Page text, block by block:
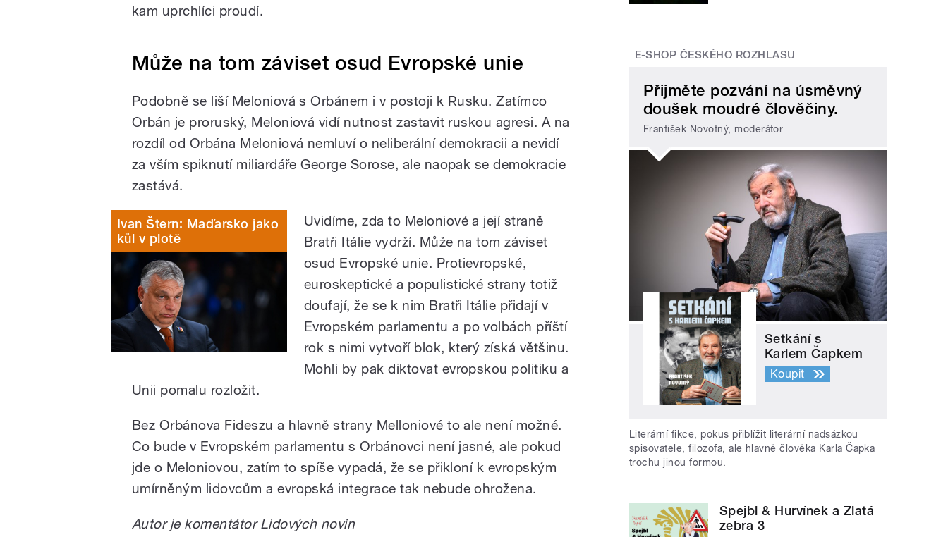
kam uprchlíci proudí.
Může na tom záviset osud Evropské unie
Podobně se liší Meloniová s Orbánem i v postoji k Rusku. Zatímco
Orbán je proruský, Meloniová vidí nutnost zastavit ruskou agresi. A na
rozdíl od Orbána Meloniová nemluví o neliberální demokracii a nevidí
za vším spiknutí miliardáře George Sorose, ale naopak se demokracie
zastává.
Ivan Štern: Maďarsko jako
kůl v plotě
Uvidíme, zda to Meloniové a její straně
Bratři Itálie vydrží. Může na tom záviset
osud Evropské unie. Protievropské,
euroskeptické a populistické strany totiž
doufají, že se k nim Bratři Itálie přidají v
Evropském parlamentu a po volbách příští
rok s nimi vytvoří blok, který získá většinu.
Mohli by pak diktovat evropskou politiku a
Unii pomalu rozložit.
Bez Orbánova Fideszu a hlavně strany Melloniové to ale není možné.
Co bude v Evropském parlamentu s Orbánovci není jasné, ale pokud
jde o Meloniovou, zatím to spíše vypadá, že se přikloní k evropským
umírněným lidovcům a evropská integrace tak nebude ohrožena.
Autor je komentátor Lidových novin
E-SHOP ČESKÉHO ROZHLASU
Přijměte pozvání na úsměvný
doušek moudré člověčiny.
František Novotný, moderátor
Setkání s
Karlem Čapkem
Koupit
Literární fikce, pokus přiblížit literární nadsázkou
spisovatele, filozofa, ale hlavně člověka Karla Čapka
trochu jinou formou.
Spejbl & Hurvínek a Zlatá
zebra 3